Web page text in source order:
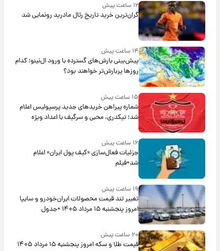
۱۲ ساعت پیش
گران‌ترین خرید تاریخ رئال مادرید رونمایی شد
۱۴ ساعت پیش
پیش‌بینی بارش‌های گسترده با ورود ال‌نینو؛ کدام
روزها پربارش‌تر خواهند بود؟
۱۵ ساعت پیش
شماره پیراهن خریدهای جدید پرسپولیس اعلام
شد؛ تیکدری، محبی و سرگیف با اعداد ویژه
۱۶ ساعت پیش
جزئیات فعال‌سازی «کیف پول ایران» اعلام
شد+فیلم
۱۹ ساعت پیش
تغییر تند قیمت محصولات ایران‌خودرو و سایپا
امروز پنجشنبه ۱۵ مرداد ۱۴۰۵ +جدول
۲۰ ساعت پیش
قیمت طلا و سکه امروز پنجشنبه ۱۵ مرداد ۱۴۰۵